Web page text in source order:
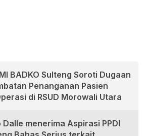
BADKO Sulteng Soroti Dugaan
Penanganan Pasien
di RSUD Morowali Utara
Dalle menerima Aspirasi PPDI